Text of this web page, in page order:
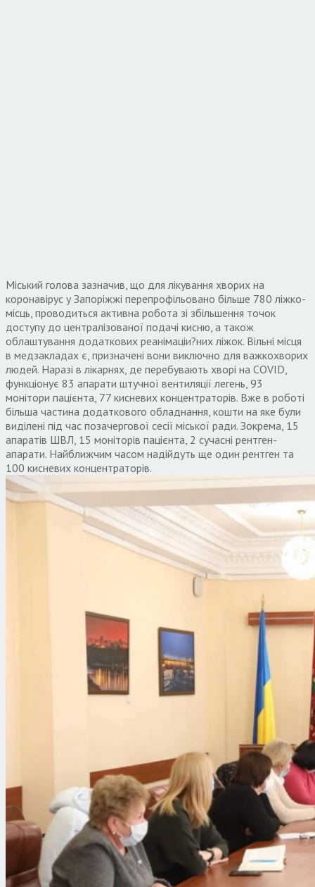
Міський голова зазначив, що для лікування хворих на
коронавірус у Запоріжжі перепрофільовано більше 780 ліжко-
місць, проводиться активна робота зі збільшення точок
доступу до централізованої подачі кисню, а також
облаштування додаткових реанімаціи?них ліжок. Вільні місця
в медзакладах є, призначені вони виключно для важкохворих
людей. Наразі в лікарнях, де перебувають хворі на COVID,
функціонує 83 апарати штучної вентиляції легень, 93
монітори пацієнта, 77 кисневих концентраторів. Вже в роботі
більша частина додаткового обладнання, кошти на яке були
виділені під час позачергової сесії міської ради. Зокрема, 15
апаратів ШВЛ, 15 моніторів пацієнта, 2 сучасні рентген-
апарати. Найближчим часом надійдуть ще один рентген та
100 кисневих концентраторів.